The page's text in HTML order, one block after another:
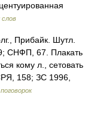
Прибайк. Шутл.
СНФП, 67. Плакать
кому л., сетовать
158; ЗС 1996,